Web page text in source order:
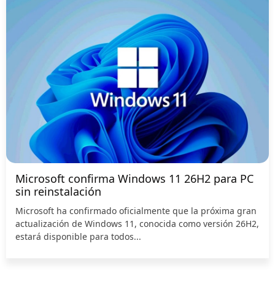
Microsoft confirma Windows 11 26H2 para PC
sin reinstalación
Microsoft ha confirmado oficialmente que la próxima gran
actualización de Windows 11, conocida como versión 26H2,
estará disponible para todos...